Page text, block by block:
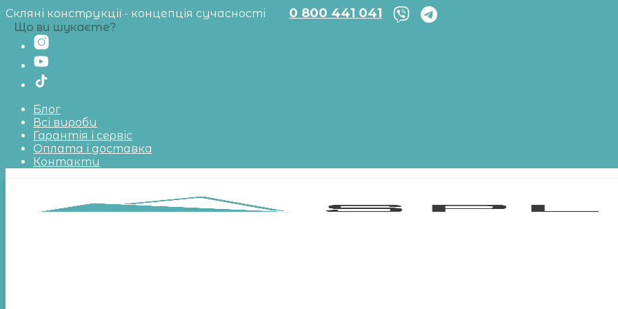
Скляні конструкції - концепція сучасності 0 800 441 041
Блог
Всі вироби
Гарантія і сервіс
Оплата і доставка
Контакти
Що ви шукаєте?